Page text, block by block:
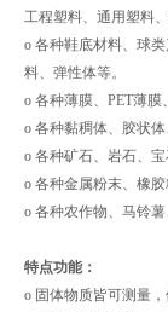
工程塑料、通用塑料
o 各种鞋底材料、球
料、弹性体等。
o 各种薄膜、PET薄膜
o 各种黏稠体、胶状
o 各种矿石、岩石、
o 各种金属粉末、橡
o 各种农作物、马铃薯
特点功能：
o 固体物质皆可测量